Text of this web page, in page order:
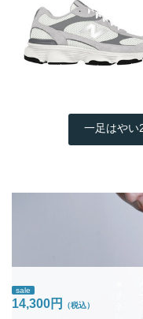
一足はやい
sale
14,300円